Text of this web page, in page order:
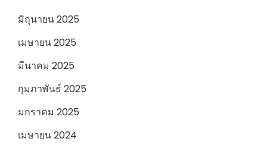
มิถุนายน 2025
เมษายน 2025
มีนาคม 2025
กุมภาพันธ์ 2025
มกราคม 2025
เมษายน 2024